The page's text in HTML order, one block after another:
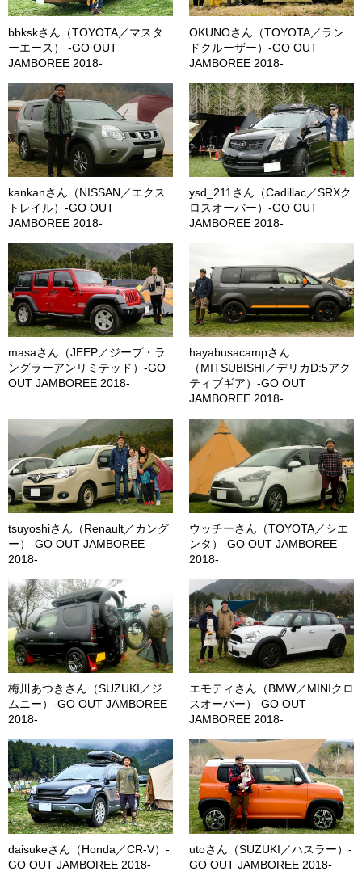
bbkskさん（TOYOTA／マスタ
ーエース） -GO OUT
JAMBOREE 2018-
OKUNOさん（TOYOTA／ラン
ドクルーザー）-GO OUT
JAMBOREE 2018-
kankanさん（NISSAN／エクス
トレイル）-GO OUT
JAMBOREE 2018-
ysd_211さん（Cadillac／SRXク
ロスオーバー）-GO OUT
JAMBOREE 2018-
masaさん（JEEP／ジープ・ラ
ングラーアンリミテッド）-GO
OUT JAMBOREE 2018-
hayabusacampさん
（MITSUBISHI／デリカD:5アク
ティブギア）-GO OUT
JAMBOREE 2018-
tsuyoshiさん（Renault／カング
ー）-GO OUT JAMBOREE
2018-
ウッチーさん（TOYOTA／シエ
ンタ）-GO OUT JAMBOREE
2018-
梅川あつきさん（SUZUKI／ジ
ムニー）-GO OUT JAMBOREE
2018-
エモティさん（BMW／MINIクロ
スオーバー）-GO OUT
JAMBOREE 2018-
daisukeさん（Honda／CR-V）-
GO OUT JAMBOREE 2018-
utoさん（SUZUKI／ハスラー）-
GO OUT JAMBOREE 2018-